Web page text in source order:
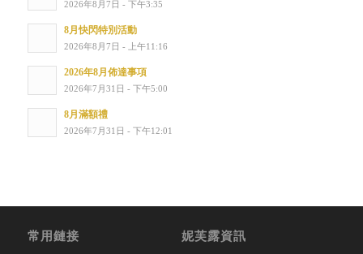
2026年8月7日 - 下午3:35
8月快閃特別活動
2026年8月7日 - 上午11:16
2026年8月佈達事項
2026年7月31日 - 下午5:00
8月滿額禮
2026年7月31日 - 下午12:01
常用鏈接 妮芙露資訊